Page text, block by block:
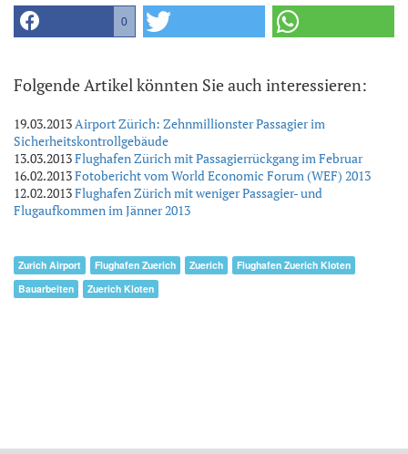
0
Folgende Artikel könnten Sie auch interessieren:
19.03.2013 Airport Zürich: Zehnmillionster Passagier im
Sicherheitskontrollgebäude
13.03.2013Flughafen Zürich mit Passagierrückgang im Februar
16.02.2013Fotobericht vom World Economic Forum (WEF) 2013
12.02.2013Flughafen Zürich mit weniger Passagier- und
Flugaufkommen im Jänner 2013
Zurich Airport Flughafen Zuerich Zuerich
Flughafen Zuerich Kloten
Bauarbeiten
Zuerich Kloten